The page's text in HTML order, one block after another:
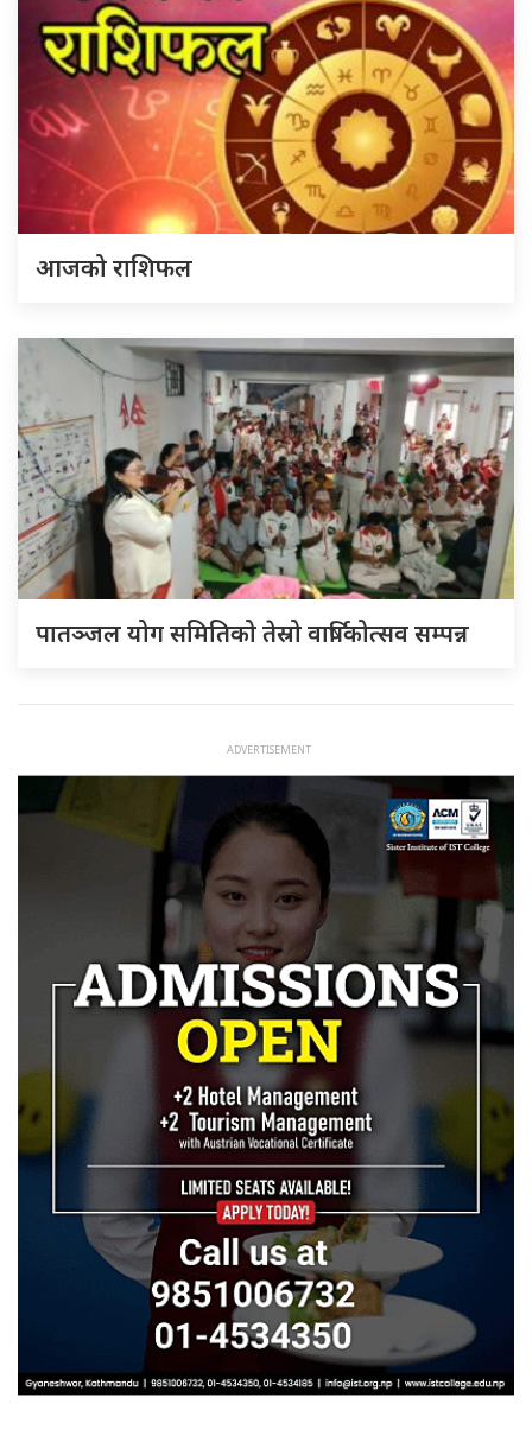
आजको राशिफल
पातञ्जल योग समितिको तेस्रो वार्षिकोत्सव सम्पन्न